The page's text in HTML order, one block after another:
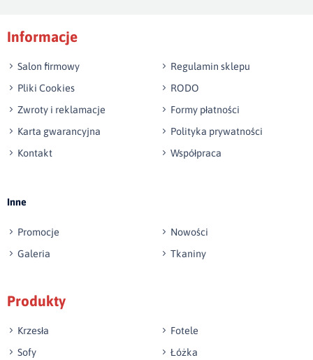
Wyślij opinię
Informacje
Salon firmowy
Regulamin sklepu
Pliki Cookies
RODO
Zwroty i reklamacje
Formy płatności
Karta gwarancyjna
Polityka prywatności
Kontakt
Współpraca
Inne
Promocje
Nowości
Galeria
Tkaniny
Produkty
Krzesła
Fotele
Sofy
Łóżka